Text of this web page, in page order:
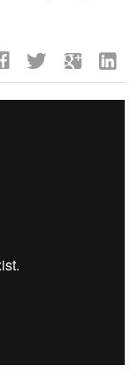
twitter google linkedin